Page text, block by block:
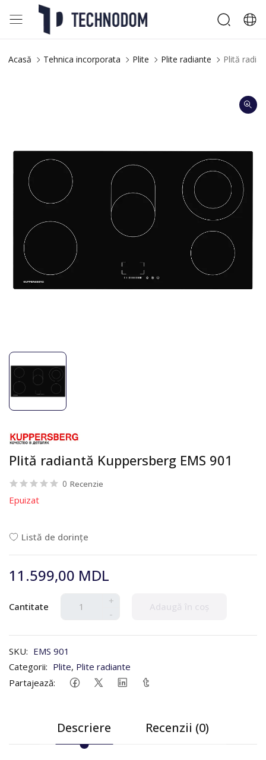
Acasă Tehnica incorporata Plite Plite radiante Plită
Plită radiantă Kuppersberg EMS 901
0 Recenzie
Epuizat
Listă de dorințe
11.599,00 MDL
Cantitate
+
-
Adaugă în coș
SKU: EMS 901
Categorii: Plite, Plite radiante
Partajează:
Descriere Recenzii (0)